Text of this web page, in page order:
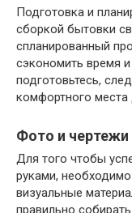
Подготовка и
сборкой бытовки
спланированный
сэкономить время
подготовьтесь,
комфортного
Фото и чертежи
Для того чтобы
руками,
визуальные
правильно